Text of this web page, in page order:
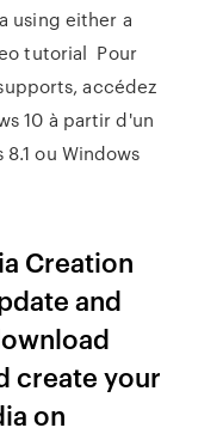
using either a
tutorial Pour
accédez
10 à partir d'un
ou Windows
Creation
and
create your
on